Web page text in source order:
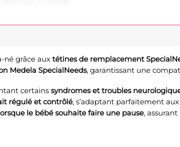
né grâce aux tétines de remplacement
Medela SpecialNeeds, garantissant une
certains syndromes et troubles
régulé et contrôlé, s’adaptant parfaitement
le bébé souhaite faire une pause,